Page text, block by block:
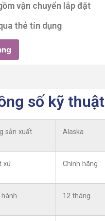
vận chuyển lắp đặt
thẻ tín dụng
số kỹ thuật
sản xuất Alaska
xứ Chính hãng
hành 12 tháng